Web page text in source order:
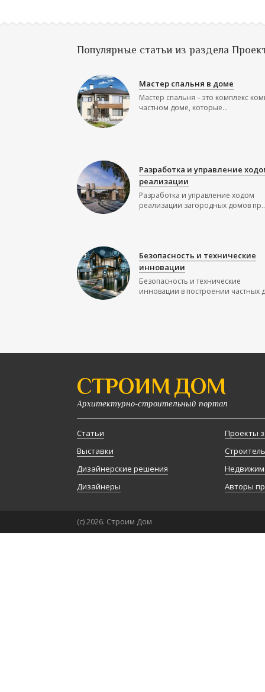
Популярные статьи из раздела
Мастер спальня в доме
Мастер спальня – это комплекс
частном доме, которые...
Разработка и управление
реализации
Разработка и управление ходом
реализации загородных домов
Безопасность и технические
инновации
Безопасность и технические
инновации в построении частных
СТРОИМ ДОМ
Архитектурно-строительный портал
Статьи
Выставки
Дизайнерские решения
Дизайнеры
Проекты
Авторы
(с) 2026. Строим Дом